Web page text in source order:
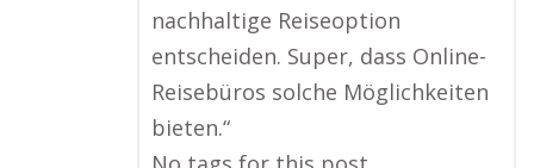
nachhaltige Reiseoption
entscheiden. Super, dass Online-
Reisebüros solche Möglichkeiten
bieten.“